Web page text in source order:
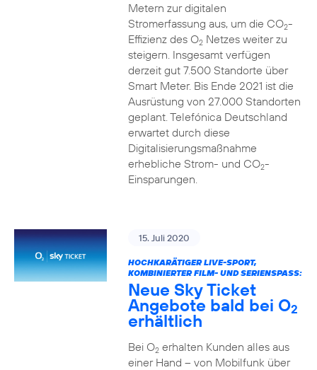
Metern zur digitalen
Stromerfassung aus, um die CO2-
Effizienz des O2Netzes weiter zu
steigern. Insgesamt verfügen
derzeit gut 7.500 Standorte über
Smart Meter. Bis Ende 2021 ist die
Ausrüstung von 27.000 Standorten
geplant. Telefónica Deutschland
erwartet durch diese
Digitalisierungsmaßnahme
erhebliche Strom- und CO2-
Einsparungen.
15. Juli 2020
HOCHKARÄTIGER LIVE-SPORT,
KOMBINIERTER FILM- UND SERIENSPASS:
Neue Sky Ticket
Angebote bald bei O2
erhältlich
Bei O2erhalten Kunden alles aus
einer Hand – von Mobilfunk über